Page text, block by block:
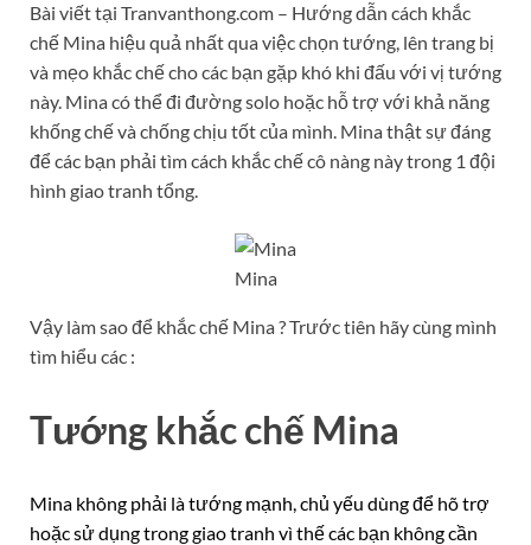
Bài viết tại Tranvanthong.com – Hướng dẫn cách khắc
chế Mina hiệu quả nhất qua việc chọn tướng, lên trang bị
và mẹo khắc chế cho các bạn gặp khó khi đấu với vị tướng
này. Mina có thể đi đường solo hoặc hỗ trợ với khả năng
khống chế và chống chịu tốt của mình. Mina thật sự đáng
để các bạn phải tìm cách khắc chế cô nàng này trong 1 đội
hình giao tranh tổng.
Mina
Vậy làm sao để khắc chế Mina ? Trước tiên hãy cùng mình
tìm hiểu các :
Tướng khắc chế Mina
Mina không phải là tướng mạnh, chủ yếu dùng để hõ trợ
hoặc sử dụng trong giao tranh vì thế các bạn không cần